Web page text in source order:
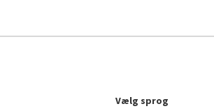
Vælg sprog